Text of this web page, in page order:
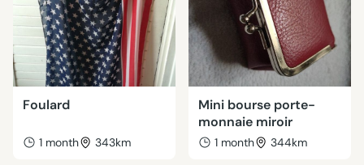
Foulard
1 month 343km
Mini bourse porte-
monnaie miroir
1 month 344km